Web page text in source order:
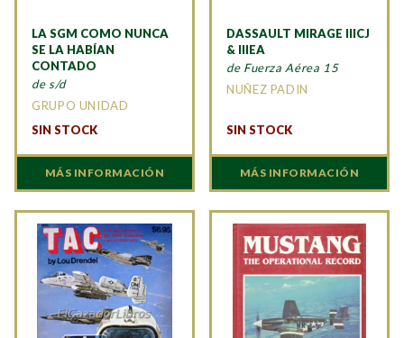
LA SGM COMO NUNCA
SE LA HABÍAN
CONTADO
de s/d
GRUPO UNIDAD
SIN STOCK
MÁS INFORMACIÓN
DASSAULT MIRAGE IIICJ
& IIIEA
de Fuerza Aérea 15
NUÑEZ PADIN
SIN STOCK
MÁS INFORMACIÓN